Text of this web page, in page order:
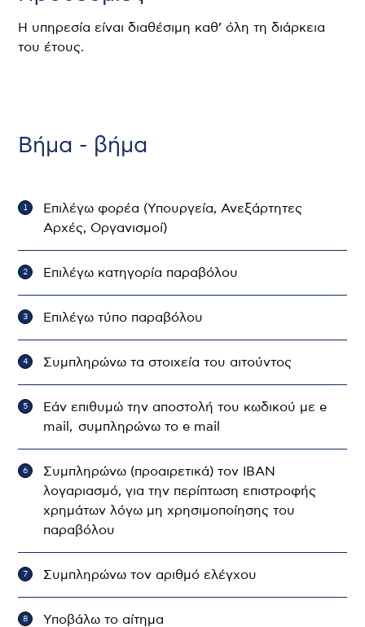
Η υπηρεσία είναι διαθέσιμη καθ’ όλη τη διάρκεια
του έτους.
Βήμα - βήμα
Επιλέγω φορέα (Υπουργεία, Ανεξάρτητες
Αρχές, Οργανισμοί)
Επιλέγω κατηγορία παραβόλου
Επιλέγω τύπο παραβόλου
Συμπληρώνω τα στοιχεία του αιτούντος
Εάν επιθυμώ την αποστολή του κωδικού με e
mail, συμπληρώνω το e mail
Συμπληρώνω (προαιρετικά) τον IBAN
λογαριασμό, για την περίπτωση επιστροφής
χρημάτων λόγω μη χρησιμοποίησης του
παραβόλου
Συμπληρώνω τον αριθμό ελέγχου
Υποβάλω το αίτημα